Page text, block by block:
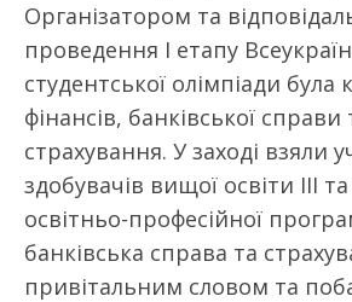
Організатором та
проведення І етапу
студентської олімпіади була
фінансів, банківської справи
страхування. У заході взяли
здобувачів вищої освіти ІІІ та
освітньо-професійної
банківська справа та
привітальним словом та